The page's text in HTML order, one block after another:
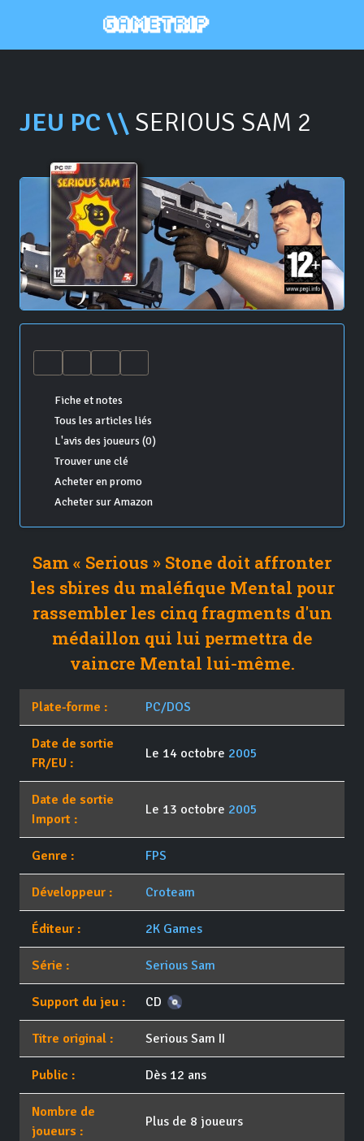
JEU PC \\ SERIOUS SAM 2
Fiche et notes
Tous les articles liés
L'avis des joueurs (0)
Trouver une clé
Acheter en promo
Acheter sur Amazon
Sam « Serious » Stone doit affronter
les sbires du maléfique Mental pour
rassembler les cinq fragments d'un
médaillon qui lui permettra de
vaincre Mental lui-même.
Plate-forme : PC/DOS
Date de sortie
FR/EU :
Le 14 octobre 2005
Date de sortie
Import :
Le 13 octobre 2005
Genre : FPS
Développeur : Croteam
Éditeur : 2K Games
Série : Serious Sam
Support du jeu : CD
Titre original : Serious Sam II
Public : Dès 12 ans
Nombre de
joueurs :
Plus de 8 joueurs